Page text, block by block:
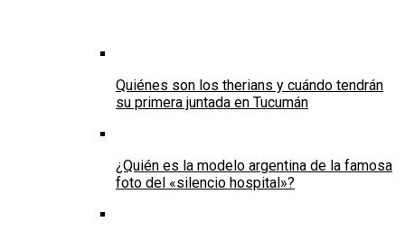
Quiénes son los therians y cuándo tendrán
su primera juntada en Tucumán
¿Quién es la modelo argentina de la famosa
foto del «silencio hospital»?